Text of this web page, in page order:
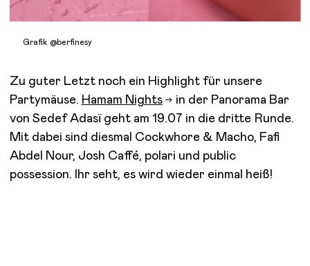
Grafik @berfinesy
Zu guter Letzt noch ein Highlight für unsere
Partymäuse. Hamam Nights
in der Panorama Bar
von Sedef Adasï geht am 19.07 in die dritte Runde.
Mit dabei sind diesmal Cockwhore & Macho, Fafi
Abdel Nour, Josh Caffé, polari und public
possession. Ihr seht, es wird wieder einmal heiß!